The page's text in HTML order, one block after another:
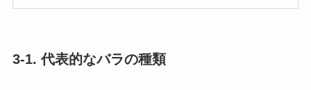
3-1. 代表的なバラの種類